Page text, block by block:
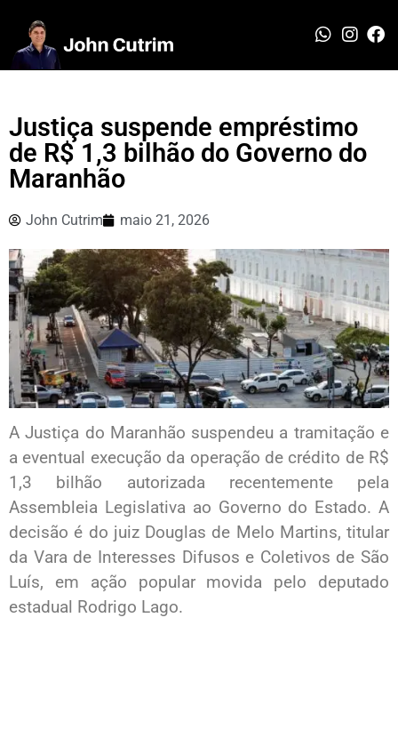
Justiça suspende empréstimo
de R$ 1,3 bilhão do Governo do
Maranhão
John Cutrim maio 21, 2026
A Justiça do Maranhão suspendeu a tramitação e
a eventual execução da operação de crédito de R$
1,3 bilhão autorizada recentemente pela
Assembleia Legislativa ao Governo do Estado. A
decisão é do juiz Douglas de Melo Martins, titular
da Vara de Interesses Difusos e Coletivos de São
Luís, em ação popular movida pelo deputado
estadual Rodrigo Lago.